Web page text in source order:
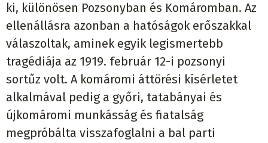
ki, különösen Pozsonyban és Komáromban. Az
ellenállásra azonban a hatóságok erőszakkal
válaszoltak, aminek egyik legismertebb
tragédiája az 1919. február 12-i pozsonyi
sortűz volt. A komáromi áttörési kísérletet
alkalmával pedig a győri, tatabányai és
újkomáromi munkásság és fiatalság
megpróbálta visszafoglalni a bal parti